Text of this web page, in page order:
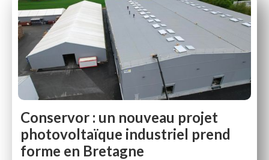
Conservor : un nouveau projet
photovoltaïque industriel prend
forme en Bretagne